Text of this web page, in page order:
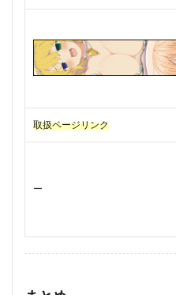
取扱ページリンク
ー